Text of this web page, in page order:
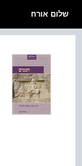
שלום אורח